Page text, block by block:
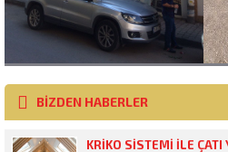
BİZDEN HABERLER
KRIKO SISTEMI ILE ÇATI